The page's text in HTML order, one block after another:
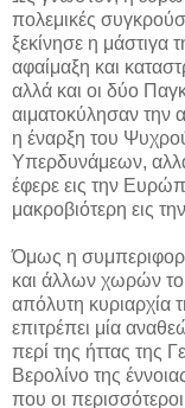
πολεμικές
ξεκίνησε η μάστιγα
αφαίμαξη και
αλλά και οι δύο
αιματοκύλησαν την
η έναρξη του
Υπερδυνάμεων,
έφερε εις την
μακροβιότερη εις
Όμως η
και άλλων χωρών
απόλυτη
επιτρέπει μία
περί της ήττας της
Βερολίνο της
που οι